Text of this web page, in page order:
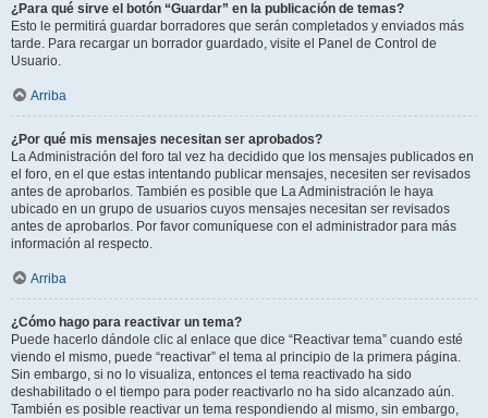
¿Para qué sirve el botón “Guardar” en la publicación de temas?
Esto le permitirá guardar borradores que serán completados y enviados más
tarde. Para recargar un borrador guardado, visite el Panel de Control de
Usuario.
Arriba
¿Por qué mis mensajes necesitan ser aprobados?
La Administración del foro tal vez ha decidido que los mensajes publicados en
el foro, en el que estas intentando publicar mensajes, necesiten ser revisados
antes de aprobarlos. También es posible que La Administración le haya
ubicado en un grupo de usuarios cuyos mensajes necesitan ser revisados
antes de aprobarlos. Por favor comuníquese con el administrador para más
información al respecto.
Arriba
¿Cómo hago para reactivar un tema?
Puede hacerlo dándole clic al enlace que dice “Reactivar tema” cuando esté
viendo el mismo, puede “reactivar” el tema al principio de la primera página.
Sin embargo, si no lo visualiza, entonces el tema reactivado ha sido
deshabilitado o el tiempo para poder reactivarlo no ha sido alcanzado aún.
También es posible reactivar un tema respondiendo al mismo, sin embargo,